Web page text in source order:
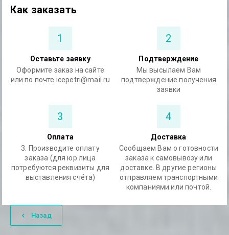
Как заказать
1
Оставьте заявку
Оформите заказ на сайте
или по почте icepetri@mail.ru
2
Подтверждение
Мы высылаем Вам
подтверждение получения
заявки
3
Оплата
3. Производите оплату
заказа (для юр.лица
потребуются реквизиты для
выставления счёта)
4
Доставка
Сообщаем Вам о готовности
заказа к самовывозу или
доставке. В другие регионы
отправляем транспортными
компаниями или почтой.
Назад